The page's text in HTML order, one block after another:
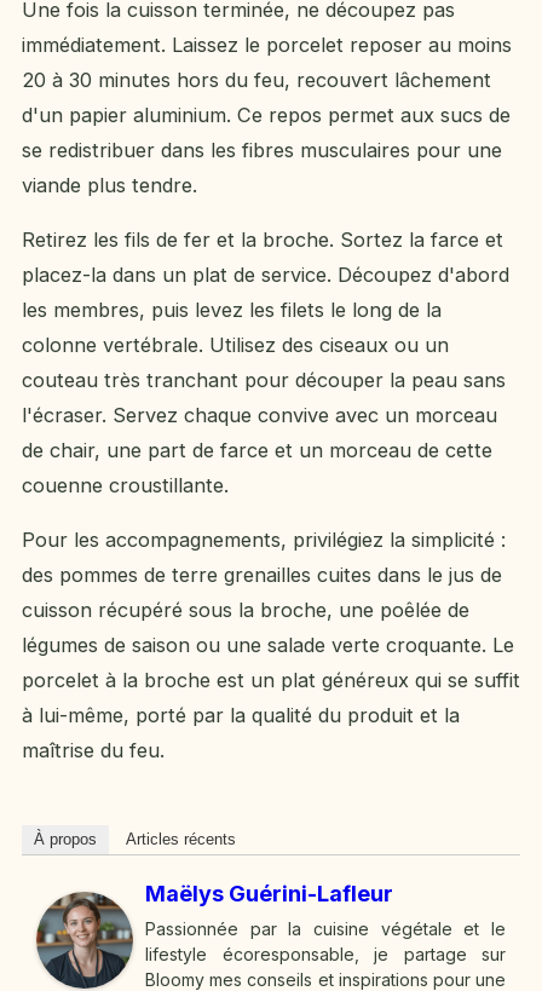
Une fois la cuisson terminée, ne découpez pas
immédiatement. Laissez le porcelet reposer au moins
20 à 30 minutes hors du feu, recouvert lâchement
d'un papier aluminium. Ce repos permet aux sucs de
se redistribuer dans les fibres musculaires pour une
viande plus tendre.
Retirez les fils de fer et la broche. Sortez la farce et
placez-la dans un plat de service. Découpez d'abord
les membres, puis levez les filets le long de la
colonne vertébrale. Utilisez des ciseaux ou un
couteau très tranchant pour découper la peau sans
l'écraser. Servez chaque convive avec un morceau
de chair, une part de farce et un morceau de cette
couenne croustillante.
Pour les accompagnements, privilégiez la simplicité :
des pommes de terre grenailles cuites dans le jus de
cuisson récupéré sous la broche, une poêlée de
légumes de saison ou une salade verte croquante. Le
porcelet à la broche est un plat généreux qui se suffit
à lui-même, porté par la qualité du produit et la
maîtrise du feu.
À propos Articles récents
Maëlys Guérini-Lafleur
Passionnée par la cuisine végétale et le
lifestyle écoresponsable, je partage sur
Bloomy mes conseils et inspirations pour une